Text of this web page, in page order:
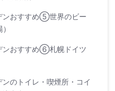
ンおすすめ⑤世界のビー
ンおすすめ⑥札幌ドイツ
のトイレ・喫煙所・コイ